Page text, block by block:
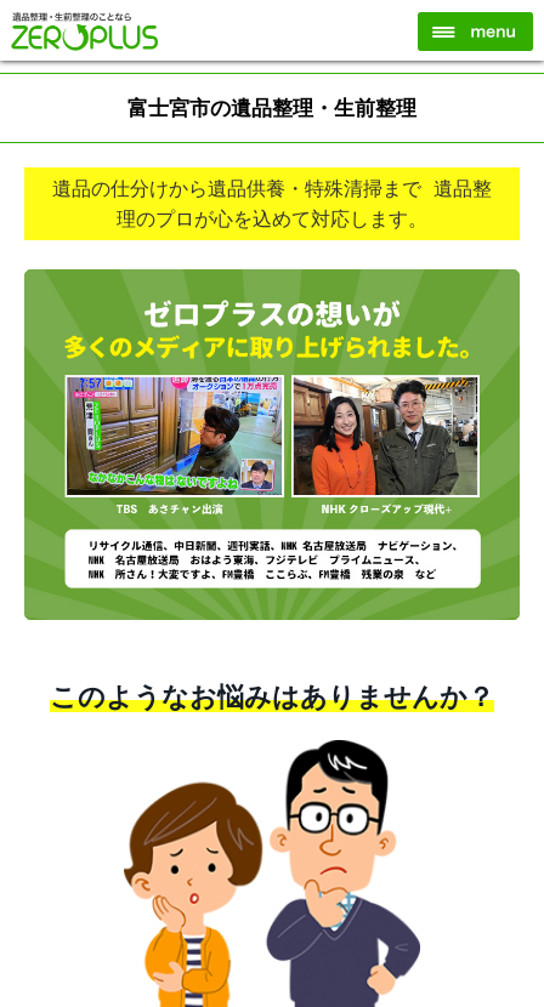
富士宮市の遺品整理・生前整理
遺品の仕分けから遺品供養・特殊清掃まで 遺品整
理のプロが心を込めて対応します。
このようなお悩みはありませんか？